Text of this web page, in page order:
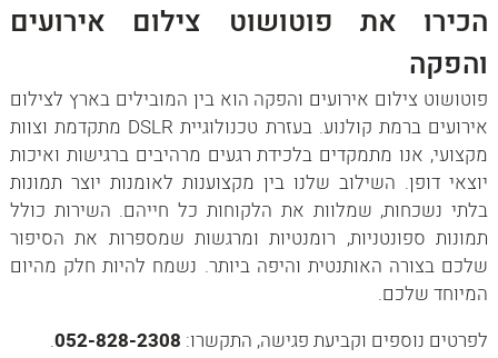
הכירו את פוטושוט צילום אירועים
והפקה
פוטושוט צילום אירועים והפקה הוא בין המובילים בארץ לצילום
אירועים ברמת קולנוע. בעזרת טכנולוגיית DSLR מתקדמת וצוות
מקצועי, אנו מתמקדים בלכידת רגעים מרהיבים ברגישות ואיכות
יוצאי דופן. השילוב שלנו בין מקצוענות לאומנות יוצר תמונות
בלתי נשכחות, שמלוות את הלקוחות כל חייהם. השירות כולל
תמונות ספונטניות, רומנטיות ומרגשות שמספרות את הסיפור
שלכם בצורה האותנטית והיפה ביותר. נשמח להיות חלק מהיום
המיוחד שלכם.
לפרטים נוספים וקביעת פגישה, התקשרו: 052-828-2308
.